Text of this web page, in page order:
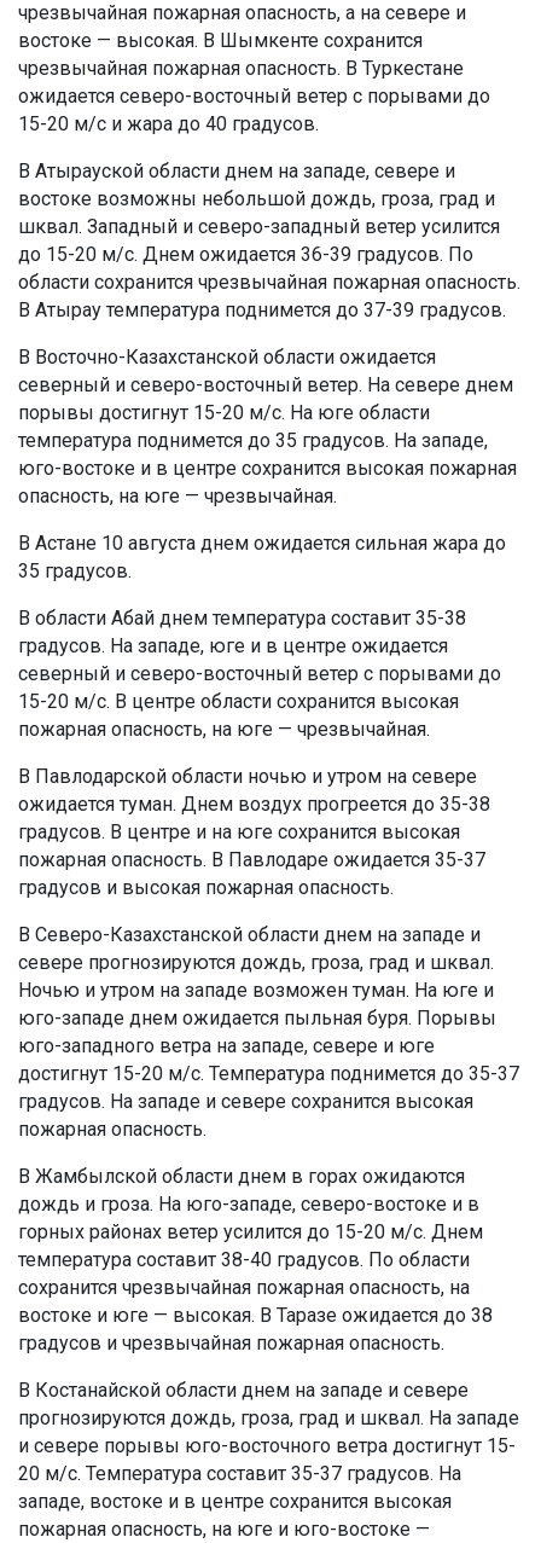
чрезвычайная пожарная опасность, а на севере и
востоке — высокая. В Шымкенте сохранится
чрезвычайная пожарная опасность. В Туркестане
ожидается северо-восточный ветер с порывами до
15-20 м/с и жара до 40 градусов.
В Атырауской области днем на западе, севере и
востоке возможны небольшой дождь, гроза, град и
шквал. Западный и северо-западный ветер усилится
до 15-20 м/с. Днем ожидается 36-39 градусов. По
области сохранится чрезвычайная пожарная опасность.
В Атырау температура поднимется до 37-39 градусов.
В Восточно-Казахстанской области ожидается
северный и северо-восточный ветер. На севере днем
порывы достигнут 15-20 м/с. На юге области
температура поднимется до 35 градусов. На западе,
юго-востоке и в центре сохранится высокая пожарная
опасность, на юге — чрезвычайная.
В Астане 10 августа днем ожидается сильная жара до
35 градусов.
В области Абай днем температура составит 35-38
градусов. На западе, юге и в центре ожидается
северный и северо-восточный ветер с порывами до
15-20 м/с. В центре области сохранится высокая
пожарная опасность, на юге — чрезвычайная.
В Павлодарской области ночью и утром на севере
ожидается туман. Днем воздух прогреется до 35-38
градусов. В центре и на юге сохранится высокая
пожарная опасность. В Павлодаре ожидается 35-37
градусов и высокая пожарная опасность.
В Северо-Казахстанской области днем на западе и
севере прогнозируются дождь, гроза, град и шквал.
Ночью и утром на западе возможен туман. На юге и
юго-западе днем ожидается пыльная буря. Порывы
юго-западного ветра на западе, севере и юге
достигнут 15-20 м/с. Температура поднимется до 35-37
градусов. На западе и севере сохранится высокая
пожарная опасность.
В Жамбылской области днем в горах ожидаются
дождь и гроза. На юго-западе, северо-востоке и в
горных районах ветер усилится до 15-20 м/с. Днем
температура составит 38-40 градусов. По области
сохранится чрезвычайная пожарная опасность, на
востоке и юге — высокая. В Таразе ожидается до 38
градусов и чрезвычайная пожарная опасность.
В Костанайской области днем на западе и севере
прогнозируются дождь, гроза, град и шквал. На западе
и севере порывы юго-восточного ветра достигнут 15-
20 м/с. Температура составит 35-37 градусов. На
западе, востоке и в центре сохранится высокая
пожарная опасность, на юге и юго-востоке —